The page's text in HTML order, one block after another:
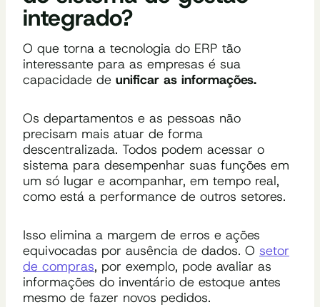
integrado?
O que torna a tecnologia do ERP tão
interessante para as empresas é sua
capacidade de unificar as informações.
Os departamentos e as pessoas não
precisam mais atuar de forma
descentralizada. Todos podem acessar o
sistema para desempenhar suas funções em
um só lugar e acompanhar, em tempo real,
como está a performance de outros setores.
Isso elimina a margem de erros e ações
equivocadas por ausência de dados. O setor
de compras, por exemplo, pode avaliar as
informações do inventário de estoque antes
mesmo de fazer novos pedidos.